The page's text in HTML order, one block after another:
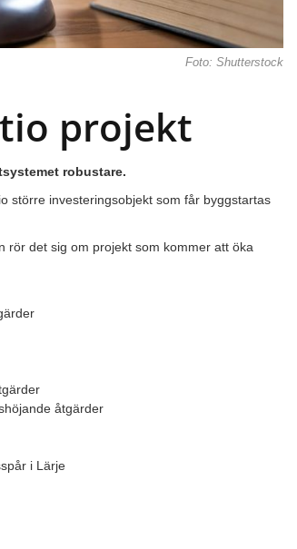
Foto: Shutterstock
projekt
robustare.
större investeringsobjekt som får byggstartas
rör det sig om projekt som kommer att öka
åtgärder
i Lärje